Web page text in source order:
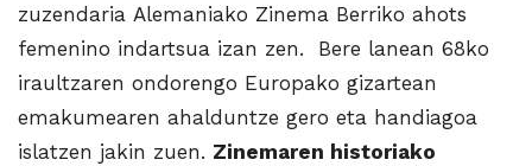
zuzendaria Alemaniako Zinema Berriko ahots
femenino indartsua izan zen. Bere lanean 68ko
iraultzaren ondorengo Europako gizartean
emakumearen ahalduntze gero eta handiagoa
islatzen jakin zuen. Zinemaren historiako